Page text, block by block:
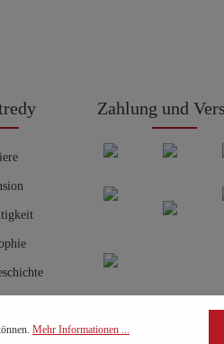
Zahlung und
Mehr Informationen ...